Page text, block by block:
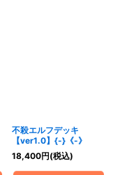
不殺エルフデッキ
【ver1.0】{-}《-》
18,400円(税込)